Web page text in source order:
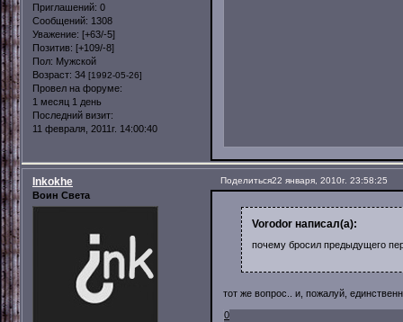
Приглашений: 0
Сообщений: 1308
Уважение: [+63/-5]
Позитив: [+109/-8]
Пол: Мужской
Возраст: 34 [1992-05-26]
Провел на форуме:
1 месяц 1 день
Последний визит:
11 февраля, 2011г. 14:00:40
Поделиться22 января, 2010г. 23:58:25
Inkokhe
Воин Света
Vorodor написал(а):
почему бросил предыдущего
тот же вопрос.. и, пожалуй,
0